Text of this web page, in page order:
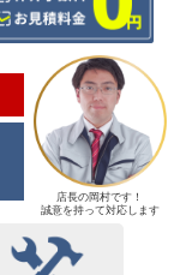
店長の岡村です！
誠意を持って対応します